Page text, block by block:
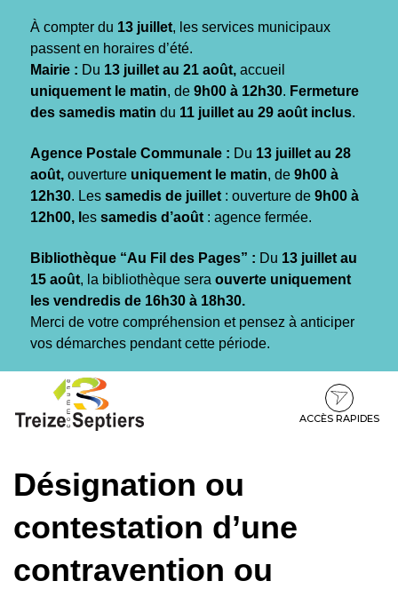
À compter du 13 juillet, les services municipaux
passent en horaires d’été.
Mairie : Du 13 juillet au 21 août, accueil
uniquement le matin, de 9h00 à 12h30. Fermeture
des samedis matin du 11 juillet au 29 août inclus.
Agence Postale Communale : Du 13 juillet au 28
août, ouverture uniquement le matin, de 9h00 à
12h30. Les samedis de juillet : ouverture de 9h00 à
12h00, l es samedis d’août : agence fermée.
Bibliothèque “Au Fil des Pages” : Du 13 juillet au
15 août, la bibliothèque sera ouverte uniquement
les vendredis de 16h30 à 18h30.
Merci de votre compréhension et pensez à anticiper
vos démarches pendant cette période.
contenu
pied
ACCÈS RAPIDES
Désignation ou
contestation d’une
contravention ou